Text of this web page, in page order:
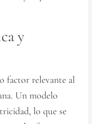
y
factor relevante al
Un modelo
lo que se